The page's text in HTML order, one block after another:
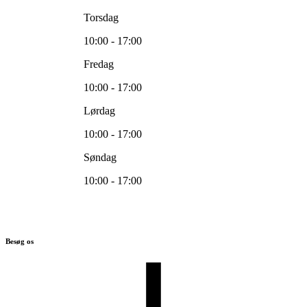
Torsdag
10:00 - 17:00
Fredag
10:00 - 17:00
Lørdag
10:00 - 17:00
Søndag
10:00 - 17:00
Besøg os